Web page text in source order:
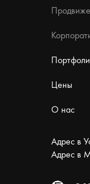
Цены
О нас
Адрес в
Адрес в